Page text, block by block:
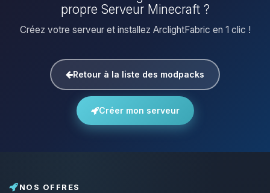
propre Serveur Minecraft ?
Créez votre serveur et installez ArclightFabric en 1 clic !
Retour à la liste des modpacks
Créer mon serveur
NOS OFFRES